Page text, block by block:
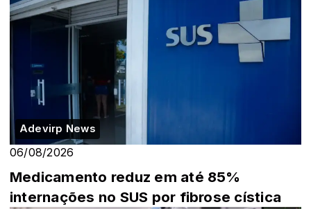
Adevirp News
06/08/2026
Medicamento reduz em até 85%
internações no SUS por fibrose cística